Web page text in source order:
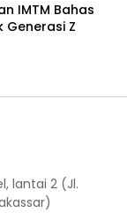
IMTM Bahas
Generasi Z
lantai 2 (Jl.